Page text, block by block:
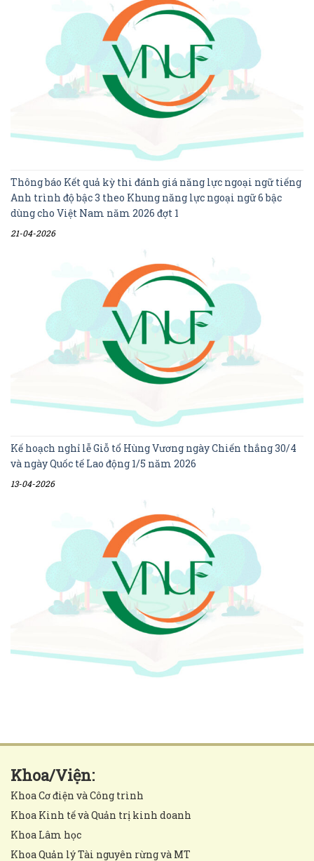
Thông báo Kết quả kỳ thi đánh giá năng lực ngoại ngữ tiếng
Anh trình độ bậc 3 theo Khung năng lực ngoại ngữ 6 bậc
dùng cho Việt Nam năm 2026 đợt 1
21-04-2026
Kế hoạch nghỉ lễ Giỗ tổ Hùng Vương ngày Chiến thắng 30/4
và ngày Quốc tế Lao động 1/5 năm 2026
13-04-2026
Khoa/Viện:
Khoa Cơ điện và Công trình
Khoa Kinh tế và Quản trị kinh doanh
Khoa Lâm học
Khoa Quản lý Tài nguyên rừng và MT